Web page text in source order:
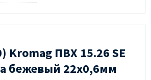
Kromag ПВХ 15.26 SE
бежевый 22х0,6мм